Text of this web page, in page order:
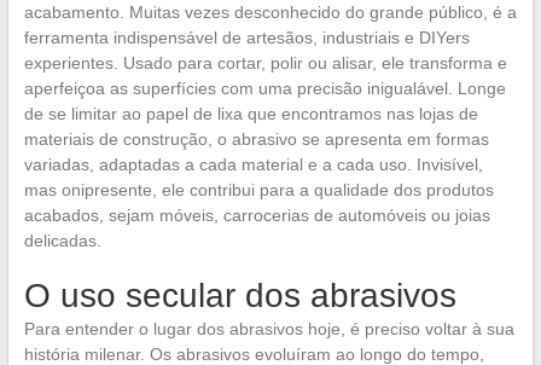
acabamento. Muitas vezes desconhecido do grande público, é a
ferramenta indispensável de artesãos, industriais e DIYers
experientes. Usado para cortar, polir ou alisar, ele transforma e
aperfeiçoa as superfícies com uma precisão inigualável. Longe
de se limitar ao papel de lixa que encontramos nas lojas de
materiais de construção, o abrasivo se apresenta em formas
variadas, adaptadas a cada material e a cada uso. Invisível,
mas onipresente, ele contribui para a qualidade dos produtos
acabados, sejam móveis, carrocerias de automóveis ou joias
delicadas.
O uso secular dos abrasivos
Para entender o lugar dos abrasivos hoje, é preciso voltar à sua
história milenar. Os abrasivos evoluíram ao longo do tempo,